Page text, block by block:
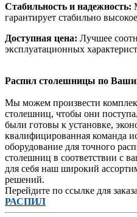
Стабильность и надежность:
гарантирует стабильно
Доступная цена: Лучшее
эксплуатационных
Распил столешницы по
Мы можем произвести
столешниц, чтобы они
были готовы к установке,
квалифицированная команда
оборудование для точного
столешниц в соответствии с
для себя наш широкий
решений.
Перейдите по ссылке для
РАСПИЛ